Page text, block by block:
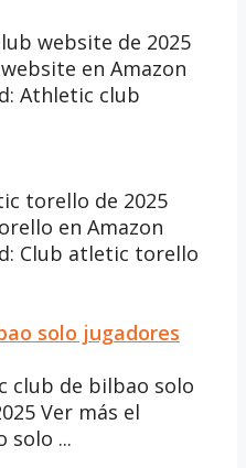
website de 2025
en Amazon
Athletic club
torello de 2025
en Amazon
Club atletic torello
solo jugadores
club de bilbao solo
Ver más el
solo ...